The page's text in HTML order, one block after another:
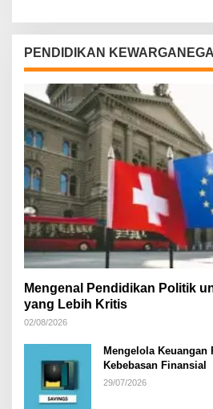
PENDIDIKAN
Mengenal Pendidikan Politik
yang Lebih Kritis
02/08/2026
Mengelola
Kebebasan Finansial
29/07/2026